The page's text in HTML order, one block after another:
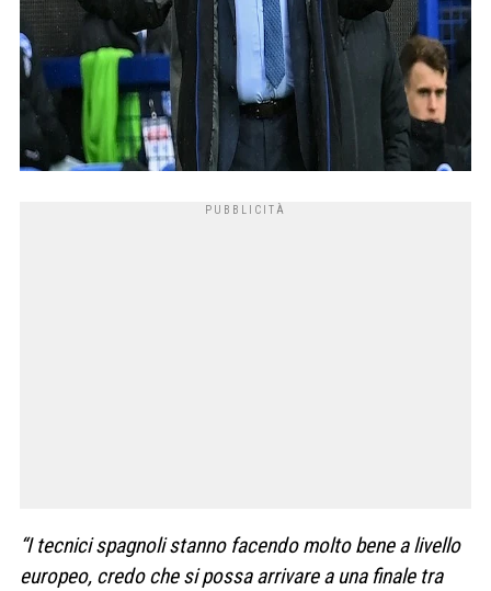
“I tecnici spagnoli stanno facendo molto bene a livello
europeo, credo che si possa arrivare a una finale tra